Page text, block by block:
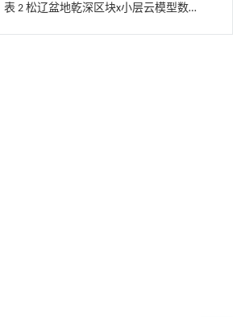
表 2 松辽盆地乾深区块x小层云模型数字
征值